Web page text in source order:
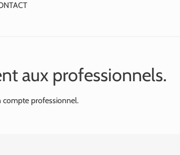
aux professionnels.
compte professionnel.